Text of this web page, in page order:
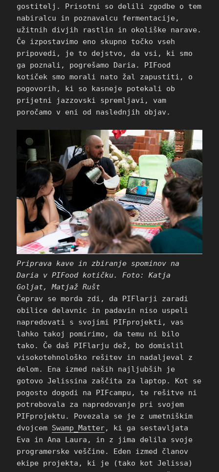
gostitelj. Prisotni so delili zgodbe o tem
nabiralcu in poznavalcu fermentacije,
užitnih divjih rastlin in okoliške narave.
Če izpostavimo eno skupno točko vseh
pripovedi, je to dejstvo, da vsi, ki smo
ga poznali, pogrešamo Daria. PIFood
kotiček smo morali nato žal zapustiti, o
pogovorih, ki so kasneje potekali ob
prijetni jazzovski spremljavi, vam
poročamo v eni od naslednjih objav.
Priprava kave in zbiranje spominov na
Daria v PIFood kotičku. Foto: Katja
Goljat, Matjaž Rušt
Čeprav se morda zdi, da PIFlarji zaradi
obilice delavnic in padavin niso uspeli
napredovati s svojimi PIFprojekti, vas
lahko takoj pomirimo, da temu ni bilo
tako. Če daš PIFlarju dež, bo domislil
visokotehnološko rešitev in nadaljeval z
delom. Ena izmed naših najljubših je
gotovo Jelissina zaščita za laptop. Kot se
pogosto dogodi na PIFcampu, te rešitve ni
potrebovala za napredovanje pri svojem
PIFprojektu. Povezala se je z umetniškim
dvojcem Swamp_Matter, ki ga sestavljata
Eva in Ana Laura, in z jima delila svoje
programerske veščine. Eden izmed članov
ekipe projekta, ki je (tako kot Jelissa)